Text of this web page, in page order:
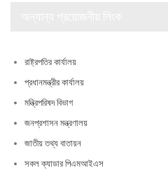
রাষ্ট্রপতির কার্যালয়
প্রধানমন্ত্রীর কার্যালয়
মন্ত্রিপরিষদ বিভাগ
জনপ্রশাসন মন্ত্রণালয়
জাতীয় তথ্য বাতায়ন
সকল ক্যাডার পিএমআইএস